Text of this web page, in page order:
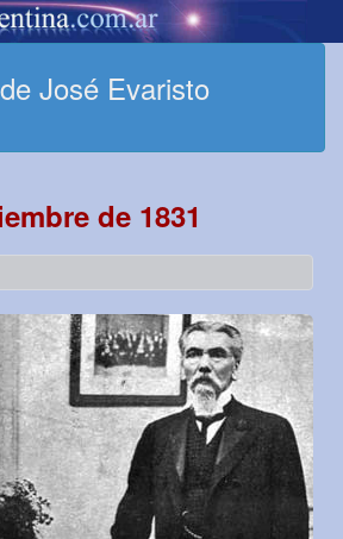
José Evaristo
de 1831